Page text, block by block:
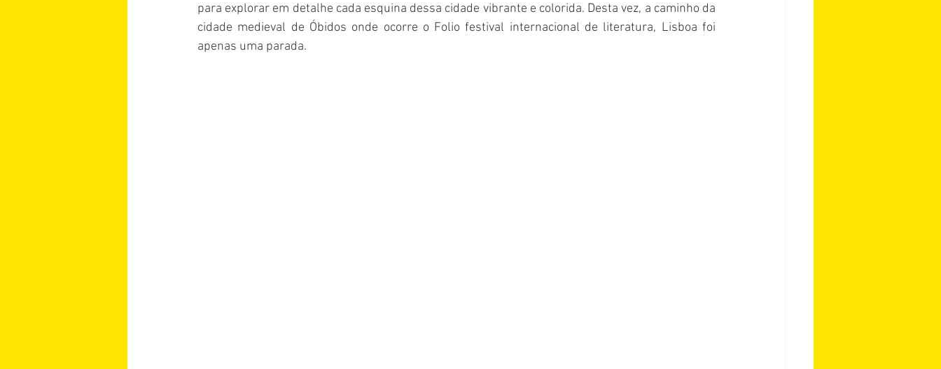
para explorar em detalhe cada esquina dessa cidade vibrante e colorida. Desta vez, a caminho da
cidade medieval de Óbidos onde ocorre o Folio festival internacional de literatura, Lisboa foi
apenas uma parada.